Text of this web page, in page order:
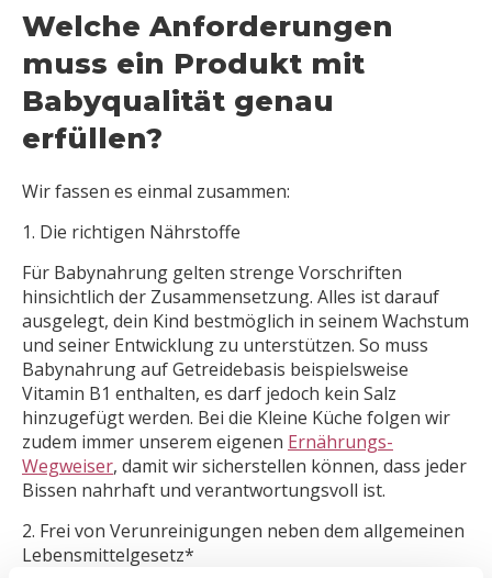
Welche Anforderungen
muss ein Produkt mit
Babyqualität genau
erfüllen?
Wir fassen es einmal zusammen:
1. Die richtigen Nährstoffe
Für Babynahrung gelten strenge Vorschriften
hinsichtlich der Zusammensetzung. Alles ist darauf
ausgelegt, dein Kind bestmöglich in seinem Wachstum
und seiner Entwicklung zu unterstützen. So muss
Babynahrung auf Getreidebasis beispielsweise
Vitamin B1 enthalten, es darf jedoch kein Salz
hinzugefügt werden. Bei die Kleine Küche folgen wir
zudem immer unserem eigenen Ernährungs-
Wegweiser, damit wir sicherstellen können, dass jeder
Bissen nahrhaft und verantwortungsvoll ist.
2. Frei von Verunreinigungen neben dem allgemeinen
Lebensmittelgesetz*